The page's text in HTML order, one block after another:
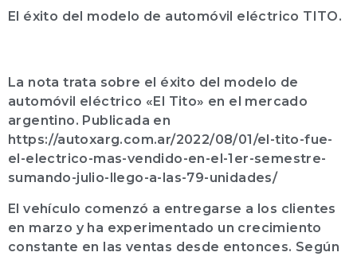
El éxito del modelo de automóvil eléctrico TITO.
La nota trata sobre el éxito del modelo de
automóvil eléctrico «El Tito» en el mercado
argentino. Publicada en
https://autoxarg.com.ar/2022/08/01/el-tito-fue-
el-electrico-mas-vendido-en-el-1er-semestre-
sumando-julio-llego-a-las-79-unidades/
El vehículo comenzó a entregarse a los clientes
en marzo y ha experimentado un crecimiento
constante en las ventas desde entonces. Según